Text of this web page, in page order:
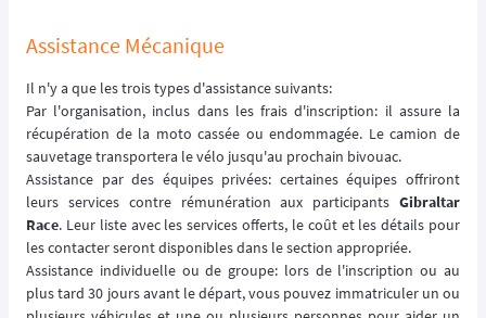
Assistance Mécanique
Il n'y a que les trois types d'assistance suivants:
Par l'organisation, inclus dans les frais d'inscription: il assure la
récupération de la moto cassée ou endommagée. Le camion de
sauvetage transportera le vélo jusqu'au prochain bivouac.
Assistance par des équipes privées: certaines équipes offriront
leurs services contre rémunération aux participants Gibraltar
Race. Leur liste avec les services offerts, le coût et les détails pour
les contacter seront disponibles dans le section appropriée.
Assistance individuelle ou de groupe: lors de l'inscription ou au
plus tard 30 jours avant le départ, vous pouvez immatriculer un ou